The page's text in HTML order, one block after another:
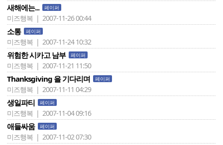
새해에는... 페이퍼
미즈행복 | 2007-11-26 00:44
소통 페이퍼
미즈행복 | 2007-11-24 10:32
위험한 시카고 남부 페이퍼
미즈행복 | 2007-11-21 11:50
Thanksgiving 을 기다리며 페이퍼
미즈행복 | 2007-11-11 04:29
생일파티 페이퍼
미즈행복 | 2007-11-04 09:16
애들싸움 페이퍼
미즈행복 | 2007-11-02 07:30